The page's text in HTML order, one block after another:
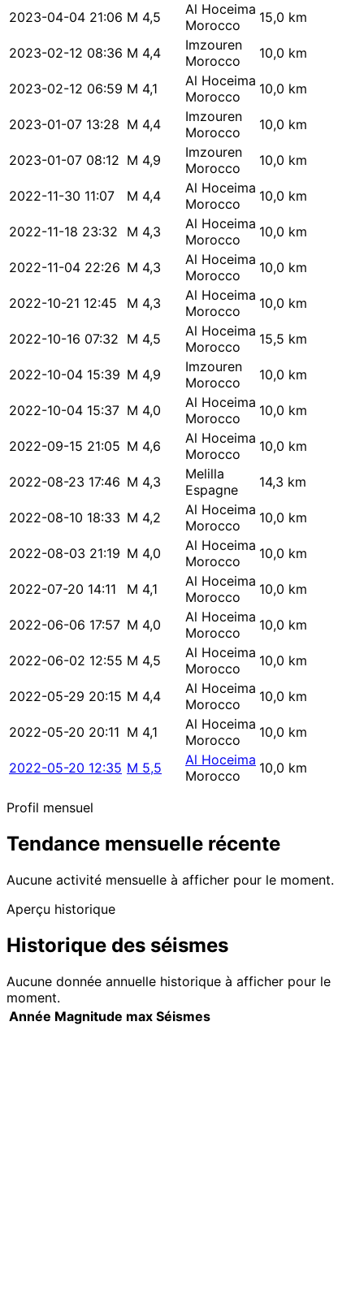
2023-04-04 21:06 M 4,5
Al Hoceima
Morocco
15,0 km
2023-02-12 08:36 M 4,4
Imzouren
Morocco
10,0 km
2023-02-12 06:59 M 4,1
Al Hoceima
Morocco
10,0 km
2023-01-07 13:28 M 4,4
Imzouren
Morocco
10,0 km
2023-01-07 08:12 M 4,9
Imzouren
Morocco
10,0 km
2022-11-30 11:07 M 4,4
Al Hoceima
Morocco
10,0 km
2022-11-18 23:32 M 4,3
Al Hoceima
Morocco
10,0 km
2022-11-04 22:26 M 4,3
Al Hoceima
Morocco
10,0 km
2022-10-21 12:45 M 4,3
Al Hoceima
Morocco
10,0 km
2022-10-16 07:32 M 4,5
Al Hoceima
Morocco
15,5 km
2022-10-04 15:39 M 4,9
Imzouren
Morocco
10,0 km
2022-10-04 15:37 M 4,0
Al Hoceima
Morocco
10,0 km
2022-09-15 21:05 M 4,6
Al Hoceima
Morocco
10,0 km
2022-08-23 17:46 M 4,3
Melilla
Espagne
14,3 km
2022-08-10 18:33 M 4,2
Al Hoceima
Morocco
10,0 km
2022-08-03 21:19 M 4,0
Al Hoceima
Morocco
10,0 km
2022-07-20 14:11 M 4,1
Al Hoceima
Morocco
10,0 km
2022-06-06 17:57 M 4,0
Al Hoceima
Morocco
10,0 km
2022-06-02 12:55 M 4,5
Al Hoceima
Morocco
10,0 km
2022-05-29 20:15 M 4,4
Al Hoceima
Morocco
10,0 km
2022-05-20 20:11 M 4,1
Al Hoceima
Morocco
10,0 km
2022-05-20 12:35 M 5,5
Al Hoceima
Morocco
10,0 km
Profil mensuel
Tendance mensuelle récente
Aucune activité mensuelle à afficher pour le moment.
Aperçu historique
Historique des séismes
Aucune donnée annuelle historique à afficher pour le
moment.
Année Magnitude max Séismes